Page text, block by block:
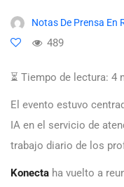
Notas De Prensa En
489
⏳ Tiempo de lectura: 4
El evento estuvo
IA en el servicio de
trabajo diario de los
Konecta ha vuelto a